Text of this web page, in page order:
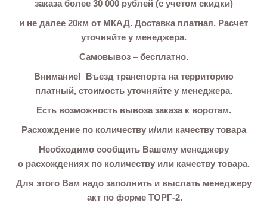
заказа более 30 000 рублей (с учетом скидки)
и не далее 20км от МКАД. Доставка платная. Расчет
уточняйте у менеджера.
Самовывоз – бесплатно.
Внимание! Въезд транспорта на территорию
платный, стоимость уточняйте у менеджера.
Есть возможность вывоза заказа к воротам.
Расхождение по количеству и/или качеству товара
Необходимо сообщить Вашему менеджеру
о расхождениях по количеству или качеству товара.
Для этого Вам надо заполнить и выслать менеджеру
акт по форме ТОРГ-2.